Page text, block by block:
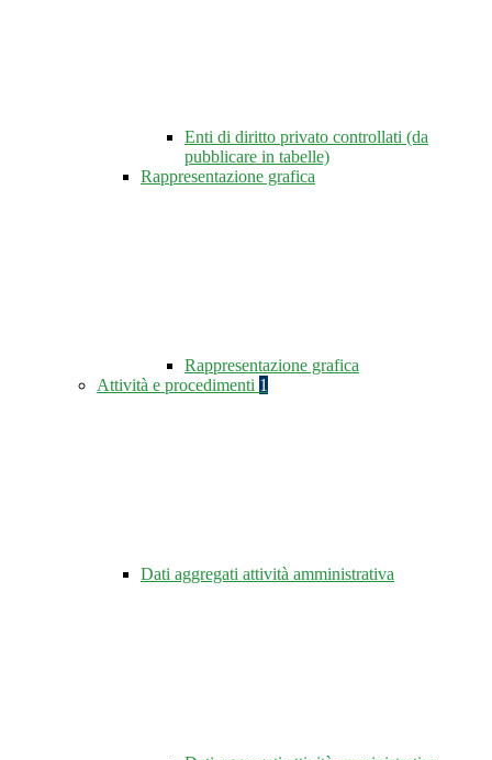
Enti di diritto privato controllati (da
pubblicare in tabelle)
Rappresentazione grafica
Rappresentazione grafica
Attività e procedimenti 1
Dati aggregati attività amministrativa